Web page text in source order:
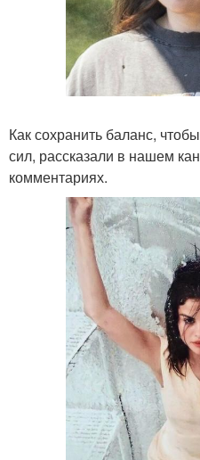
Как сохранить баланс,
сил, рассказали в нашем
комментариях.